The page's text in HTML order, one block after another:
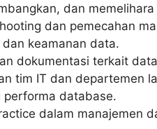
dan
dan pemecahan
keamanan data.
dokumentasi terkait
tim IT dan departemen
performa database.
dalam manajemen